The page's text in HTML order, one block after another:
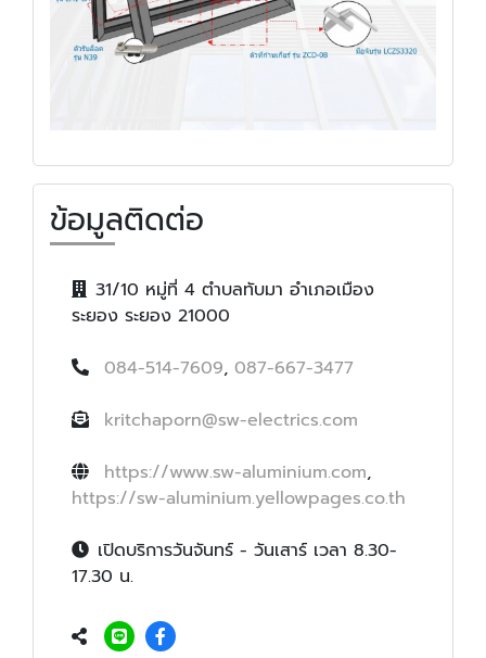
ข้อมูลติดต่อ
31/10 หมู่ที่ 4 ตำบลทับมา อำเภอเมือง
ระยอง ระยอง 21000
084-514-7609, 087-667-3477
kritchaporn@sw-electrics.com
https://www.sw-aluminium.com,
https://sw-aluminium.yellowpages.co.th
เปิดบริการวันจันทร์ - วันเสาร์ เวลา 8.30-
17.30 น.